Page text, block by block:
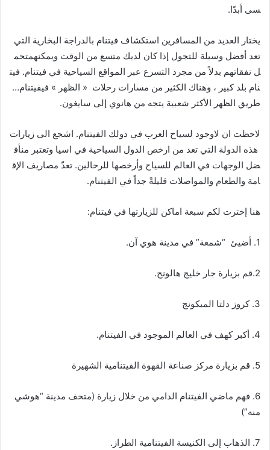
سى أبدًا.
يختار العديد من المسافرين استكشاف فيتنام بالدراجة البخارية التي
تعد أفضل وسيلة للتجول إذا كان لديك متسع من الوقت ويمكنهمتحم
ل نفقاتهم بدلاً من مجرد التسرع عبر المواقع السياحية في فيتنام. فيت
نام بلد كبير ، وهناك الكثير من مسارات رحلات « الظهر » فيفيتنام…
طريق الظهر الأكثر شعبية يتجه من هانوي إلى سايغون.
لاحظت ان لاوجود لسياح العرب في دولك الفيتنام. اشجع الى زيارات
هذه الدولة التي تعد من ارخص الدول السياحية في اسيا وتعتبر منأف
ضل الوجهات في العالم للسياح وأرخصها للرحالين. تعدّ مصاريف الإق
امة والطعام والمواصلات قليلةً جداً في الفيتنام.
هنا إخترت لكم سبعة اماكن للزيارتها في فيتنام:
1. أضيئ “شمعة” في مدينة هوي آن.
2.قم بزيارة جار خليج هالونج.
3. كروز دلتا الميكونج
4. أكبر كهف في العالم الموجود في الفيتنام.
5. قم بزيارة مركز صناعة القهوة الفيتنامية الشهيرة
6. فهم ماضي الفيتنام الدامي من خلال زيارة (متحف مدينة “هوشي
منه”)
7. الذهاب إلى الكنيسة الفيتنامية الطراز.